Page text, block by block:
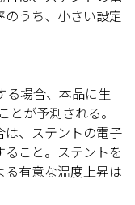
うち、小さい設定
る場合、本品に生
が予測される。
、ステントの電子
こと。ステントを
有意な温度上昇は